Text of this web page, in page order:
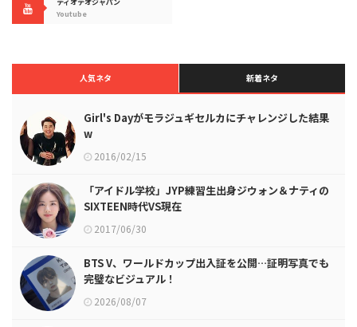
Youtube
人気ネタ 新着ネタ
Girl's Dayがモラジュギセルカにチャレンジした結果
w
2016/02/15
「アイドル学校」JYP練習生出身ジウォン＆ナティの
SIXTEEN時代VS現在
2017/06/30
BTS V、ワールドカップ出入証を公開…証明写真でも
完璧なビジュアル！
2026/08/07